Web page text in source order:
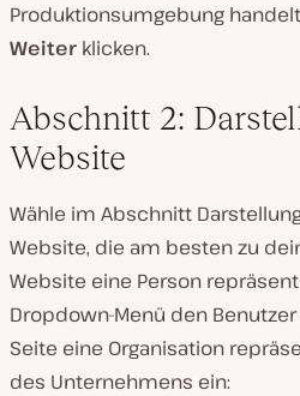
Produktionsumgebung
Weiter klicken.
Abschnitt 2:
Website
Wähle im Abschnitt
Website, die am besten zu
Website eine Person
Dropdown-Menü den
Seite eine Organisation
des Unternehmens ein: